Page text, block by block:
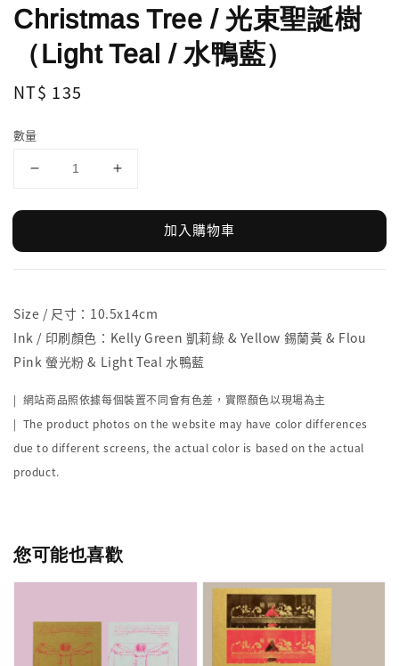
Christmas Tree / 光束聖誕樹
（Light Teal / 水鴨藍）
Regular
NT$ 135
數量
加入購物車
Size / 尺寸：10.5x14cm
Ink / 印刷顏色：Kelly Green 凱莉綠 & Yellow 錫蘭黃 & Flou
Pink 螢光粉 & Light Teal 水鴨藍
| 網站商品照依據每個裝置不同會有色差，實際顏色以現場為主
| The product photos on the website may have color differences
due to different screens, the actual color is based on the actual
product.
您可能也喜歡